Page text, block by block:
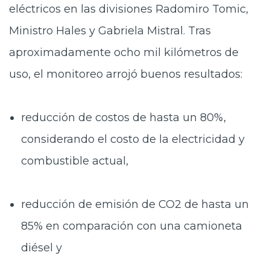
eléctricos en las divisiones Radomiro Tomic,
Ministro Hales y Gabriela Mistral. Tras
aproximadamente ocho mil kilómetros de
uso, el monitoreo arrojó buenos resultados:
reducción de costos de hasta un 80%,
considerando el costo de la electricidad y
combustible actual,
reducción de emisión de CO2 de hasta un
85% en comparación con una camioneta
diésel y